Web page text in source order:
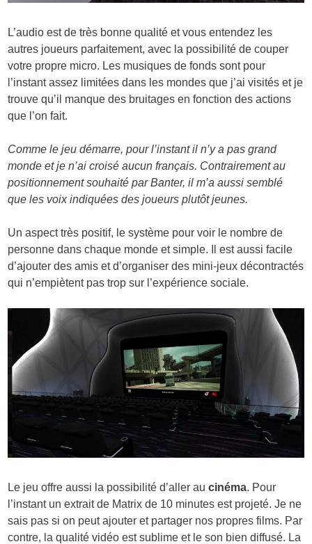
L’audio est de très bonne qualité et vous entendez les
autres joueurs parfaitement, avec la possibilité de couper
votre propre micro. Les musiques de fonds sont pour
l’instant assez limitées dans les mondes que j’ai visités et je
trouve qu’il manque des bruitages en fonction des actions
que l’on fait.
Comme le jeu démarre, pour l’instant il n’y a pas grand
monde et je n’ai croisé aucun français. Contrairement au
positionnement souhaité par Banter, il m’a aussi semblé
que les voix indiquées des joueurs plutôt jeunes.
Un aspect très positif, le système pour voir le nombre de
personne dans chaque monde et simple. Il est aussi facile
d’ajouter des amis et d’organiser des mini-jeux décontractés
qui n’empiètent pas trop sur l’expérience sociale.
Le jeu offre aussi la possibilité d’aller aucinéma. Pour
l’instant un extrait de Matrix de 10 minutes est projeté. Je ne
sais pas si on peut ajouter et partager nos propres films. Par
contre, la qualité vidéo est sublime et le son bien diffusé. La